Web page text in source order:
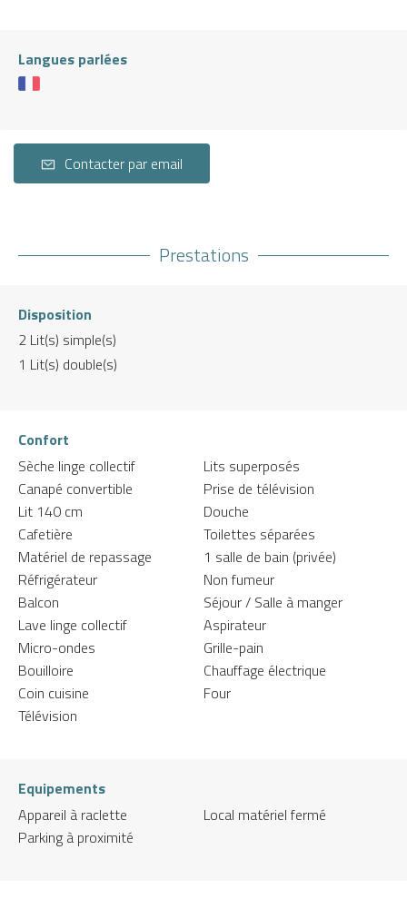
Langues parlées
Contacter par email
Prestations
Disposition
2 Lit(s) simple(s)
1 Lit(s) double(s)
Confort
Sèche linge collectif
Canapé convertible
Lit 140 cm
Cafetière
Matériel de repassage
Réfrigérateur
Balcon
Lave linge collectif
Micro-ondes
Bouilloire
Coin cuisine
Télévision
Lits superposés
Prise de télévision
Douche
Toilettes séparées
1 salle de bain (privée)
Non fumeur
Séjour / Salle à manger
Aspirateur
Grille-pain
Chauffage électrique
Four
Equipements
Appareil à raclette
Parking à proximité
Local matériel fermé